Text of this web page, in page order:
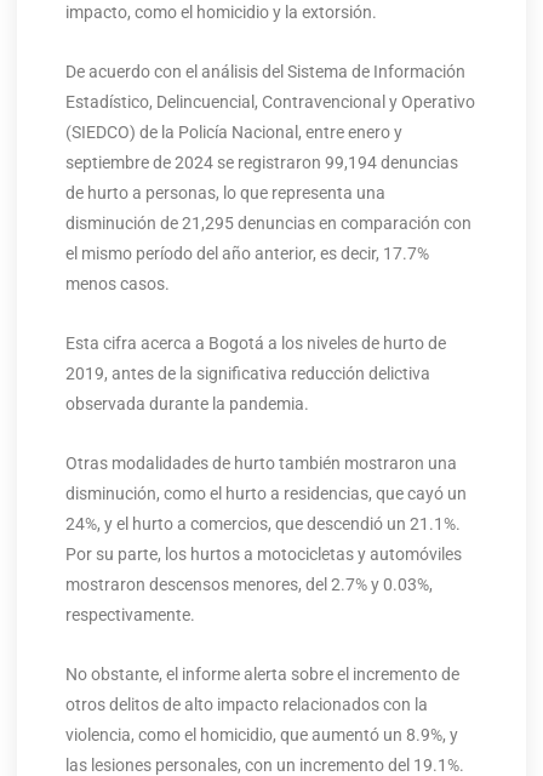
impacto, como el homicidio y la extorsión.
De acuerdo con el análisis del Sistema de Información
Estadístico, Delincuencial, Contravencional y Operativo
(SIEDCO) de la Policía Nacional, entre enero y
septiembre de 2024 se registraron 99,194 denuncias
de hurto a personas, lo que representa una
disminución de 21,295 denuncias en comparación con
el mismo período del año anterior, es decir, 17.7%
menos casos.
Esta cifra acerca a Bogotá a los niveles de hurto de
2019, antes de la significativa reducción delictiva
observada durante la pandemia.
Otras modalidades de hurto también mostraron una
disminución, como el hurto a residencias, que cayó un
24%, y el hurto a comercios, que descendió un 21.1%.
Por su parte, los hurtos a motocicletas y automóviles
mostraron descensos menores, del 2.7% y 0.03%,
respectivamente.
No obstante, el informe alerta sobre el incremento de
otros delitos de alto impacto relacionados con la
violencia, como el homicidio, que aumentó un 8.9%, y
las lesiones personales, con un incremento del 19.1%.